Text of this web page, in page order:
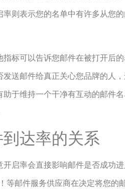
则表示您的名单中有许多从您
指标可以告诉您邮件在被打开后
发送邮件给真正关心您品牌的人
助于维持一个干净有互动的邮件
达率的关系
启率会直接影响邮件是否成功进
等邮件服务供应商在决定将您的